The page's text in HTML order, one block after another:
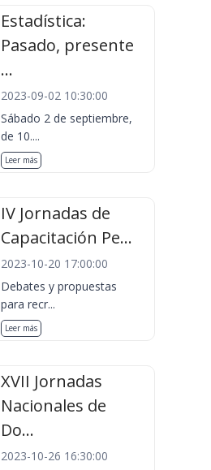
Estadística:
Pasado, presente
...
2023-09-02 10:30:00
Sábado 2 de septiembre,
de 10....
Leer más
IV Jornadas de
Capacitación Pe...
2023-10-20 17:00:00
Debates y propuestas
para recr...
Leer más
XVII Jornadas
Nacionales de
Do...
2023-10-26 16:30:00